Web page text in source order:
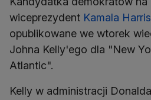
wiceprezydent Kamala Harris
opublikowane we wtorek
Johna Kelly'ego dla "New
Atlantic".
Kelly w administracji